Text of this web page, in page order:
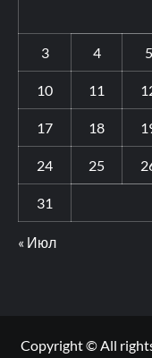
3 4 5
10 11
17 18
24 25
31
« Июл
Copyright © All